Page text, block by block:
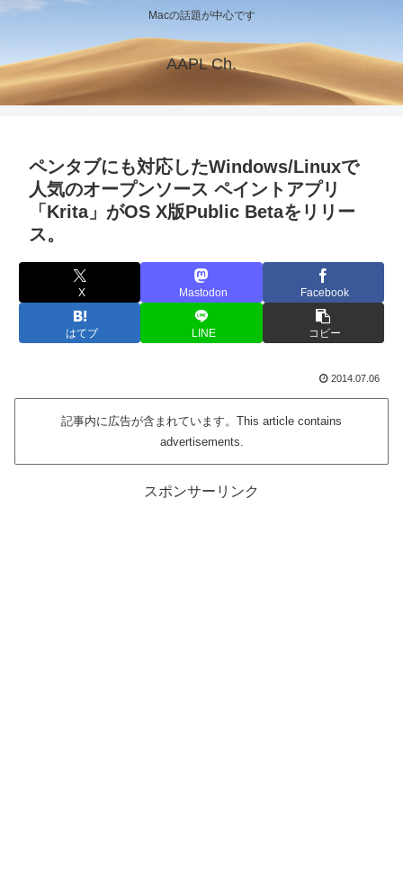
Macの話題が中心です
AAPL Ch.
ペンタブにも対応したWindows/Linuxで
人気のオープンソース ペイントアプリ
「Krita」がOS X版Public Betaをリリー
ス。
X Mastodon Facebook
はてブ LINE コピー
2014.07.06
記事内に広告が含まれています。This article contains
advertisements.
スポンサーリンク